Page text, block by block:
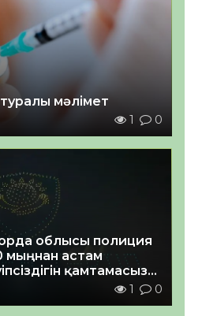
мәлімет
1 0
облысы полиция
мыңнан астам
қамтамасыз
1 0